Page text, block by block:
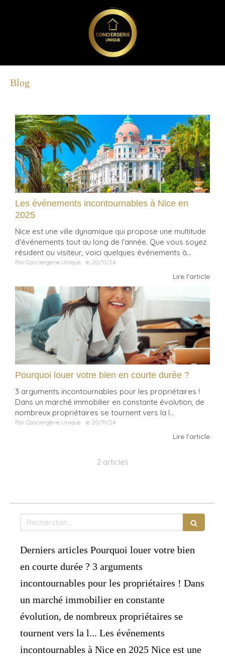
Blog
Les événements incontournables à Nice en
2025
Nice est une ville dynamique qui propose une multitude
d'événements tout au long de l'année. Que vous soyez
résident ou visiteur, voici quelques événements à...
Par Conciergerie Unique le 20/11/24
Lire l'article
Pourquoi louer votre bien en courte durée ?
3 arguments incontournables pour les propriétaires !
Dans un marché immobilier en constante évolution, de
nombreux propriétaires se tournent vers la l...
Par Conciergerie Unique le 20/11/24
Lire l'article
2 articles
Rechercher
Derniers articles Pourquoi louer votre bien
en courte durée ? 3 arguments
incontournables pour les propriétaires ! Dans
un marché immobilier en constante
évolution, de nombreux propriétaires se
tournent vers la l... Les événements
incontournables à Nice en 2025 Nice est une